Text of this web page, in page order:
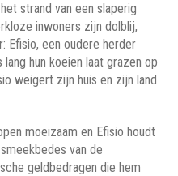
strand van een slaperig
inwoners zijn dolblij,
Efisio, een oudere herder
hun koeien laat grazen op
weigert zijn huis en zijn land
moeizaam en Efisio houdt
van de
geldbedragen die hem